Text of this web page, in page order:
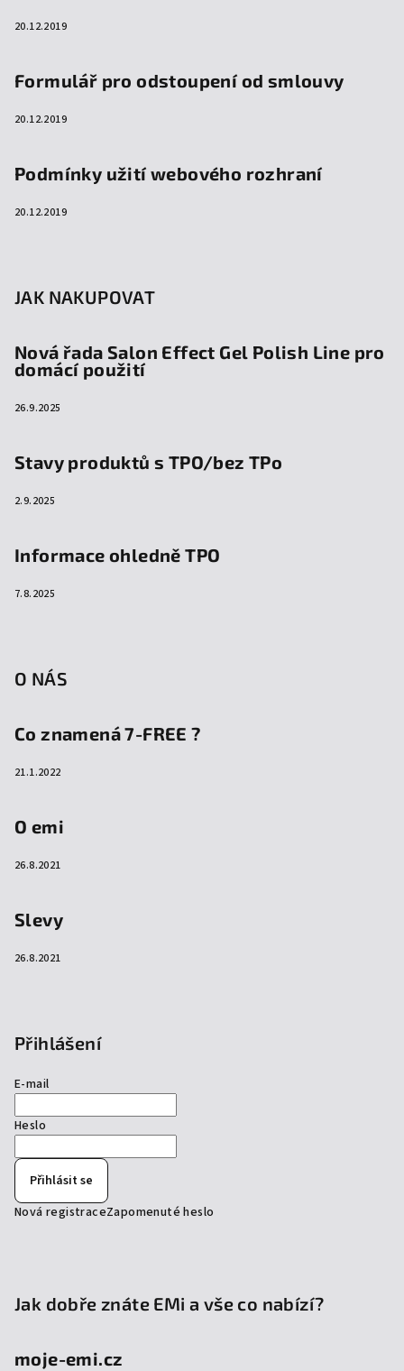
20.12.2019
Formulář pro odstoupení od smlouvy
20.12.2019
Podmínky užití webového rozhraní
20.12.2019
JAK NAKUPOVAT
Nová řada Salon Effect Gel Polish Line pro
domácí použití
26.9.2025
Stavy produktů s TPO/bez TPo
2.9.2025
Informace ohledně TPO
7.8.2025
O NÁS
Co znamená 7-FREE ?
21.1.2022
O emi
26.8.2021
Slevy
26.8.2021
Přihlášení
E-mail
Heslo
Přihlásit se
Nová registraceZapomenuté heslo
Jak dobře znáte EMi a vše co nabízí?
moje-emi.cz